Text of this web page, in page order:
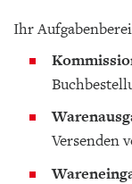
Ihr
Versenden